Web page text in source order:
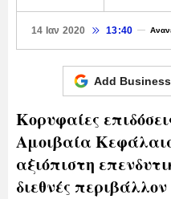
14 Ιαν 2020 13:40
Add
Κορυφαίες
Αμοιβαία
αξιόπιστη
διεθνές